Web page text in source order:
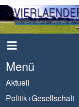
Menü
Aktuell
Politik+Gesellschaft